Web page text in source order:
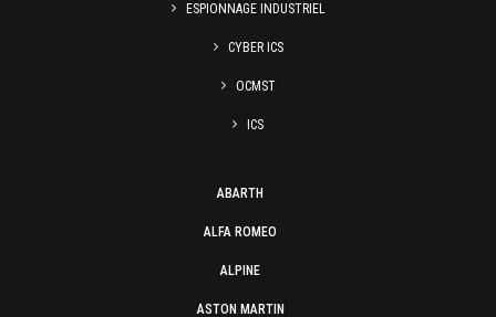
ESPIONNAGE INDUSTRIEL
CYBER ICS
OCMST
ICS
ABARTH
ALFA ROMEO
ALPINE
ASTON MARTIN